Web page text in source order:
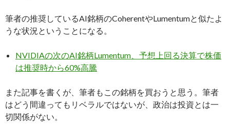
筆者の推奨しているAI銘柄のCoherentやLumentumと似たよ
うな状況ということになる。
NVIDIAの次のAI銘柄Lumentum、予想上回る決算で株価
は推奨時から60%高騰
また記事を書くが、筆者もこの銘柄を買おうと思う。筆者
はどう間違ってもリベラルではないが、政治は投資とは一
切関係がない。